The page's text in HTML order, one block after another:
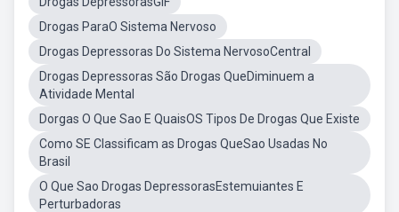
Drogas ParaO Sistema Nervoso
Drogas Depressoras Do Sistema NervosoCentral
Drogas Depressoras São Drogas QueDiminuem a
Atividade Mental
Dorgas O Que Sao E QuaisOS Tipos De Drogas Que Existe
Como SE Classificam as Drogas QueSao Usadas No
Brasil
O Que Sao Drogas DepressorasEstemuiantes E
Perturbadoras